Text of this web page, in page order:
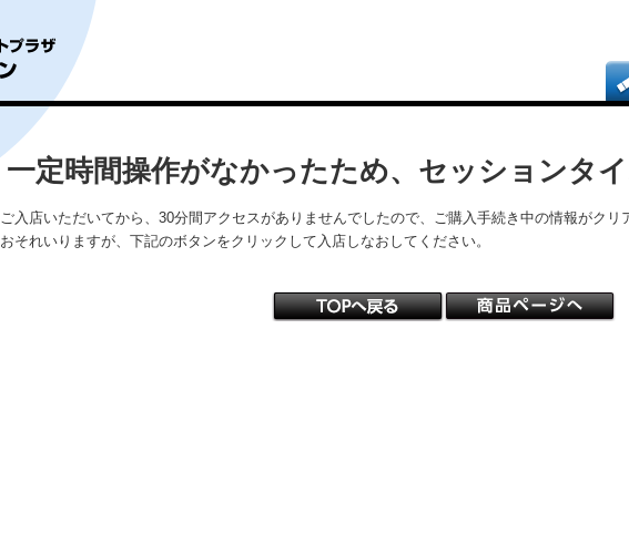
一定時間操作がなかったため、セッションタ
ご入店いただいてから、30分間アクセスがありませんでしたので、ご購入手続き中の情報がクリ
おそれいりますが、下記のボタンをクリックして入店しなおしてください。